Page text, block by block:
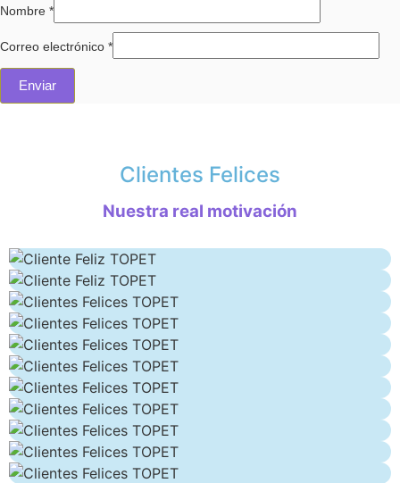
Nombre *
Correo electrónico *
Clientes Felices
Nuestra real motivación